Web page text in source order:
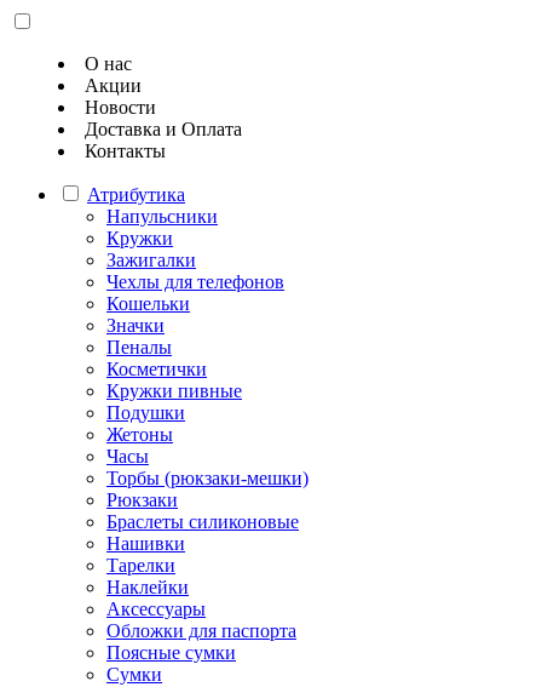
О нас
Акции
Новости
Доставка и Оплата
Контакты
Атрибутика
Напульсники
Кружки
Зажигалки
Чехлы для телефонов
Кошельки
Значки
Пеналы
Косметички
Кружки пивные
Подушки
Жетоны
Часы
Торбы (рюкзаки-мешки)
Рюкзаки
Браслеты силиконовые
Нашивки
Тарелки
Наклейки
Аксессуары
Обложки для паспорта
Поясные сумки
Сумки